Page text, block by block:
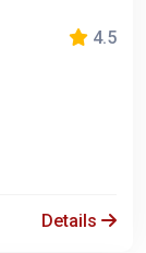
4.5
Details